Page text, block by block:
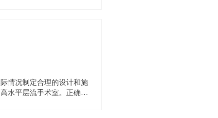
情况制定合理的设计和施
水平层流手术室。正确理